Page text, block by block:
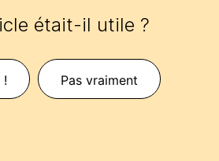
était-il utile ?
! Pas vraiment